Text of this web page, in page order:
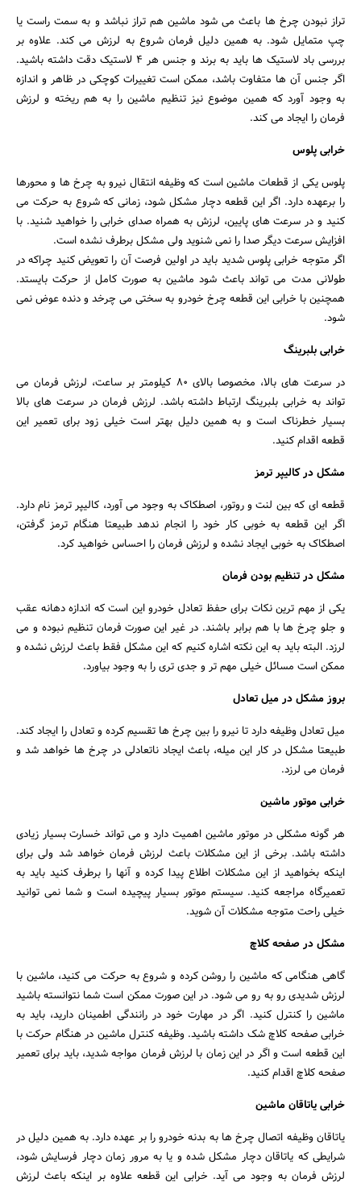
جستجو
تراز نبودن چرخ ها باعث می شود ماشین هم تراز نباشد و به سمت راست یا
چپ متمایل شود. به همین دلیل فرمان شروع به لرزش می کند. علاوه بر
بررسی باد لاستیک ها باید به برند و جنس هر 4 لاستیک دقت داشته باشید.
اگر جنس آن ها متفاوت باشد، ممکن است تغییرات کوچکی در ظاهر و اندازه
به وجود آورد که همین موضوع نیز تنظیم ماشین را به هم ریخته و لرزش
فرمان را ایجاد می کند.
خرابی پلوس
پلوس یکی از قطعات ماشین است که وظیفه انتقال نیرو به چرخ ها و محورها
را برعهده دارد. اگر این قطعه دچار مشکل شود، زمانی که شروع به حرکت می
کنید و در سرعت های پایین، لرزش به همراه صدای خرابی را خواهید شنید. با
افزایش سرعت دیگر صدا را نمی شنوید ولی مشکل برطرف نشده است.
اگر متوجه خرابی پلوس شدید باید در اولین فرصت آن را تعویض کنید چراکه در
طولانی مدت می تواند باعث شود ماشین به صورت کامل از حرکت بایستد.
همچنین با خرابی این قطعه چرخ خودرو به سختی می چرخد و دنده عوض نمی
شود.
خرابی بلبرینگ
در سرعت های بالا، مخصوصا بالای 80 کیلومتر بر ساعت، لرزش فرمان می
تواند به خرابی بلبرینگ ارتباط داشته باشد. لرزش فرمان در سرعت های بالا
بسیار خطرناک است و به همین دلیل بهتر است خیلی زود برای تعمیر این
قطعه اقدام کنید.
مشکل در کالیپر ترمز
قطعه ای که بین لنت و روتور، اصطکاک به وجود می آورد، کالیپر ترمز نام دارد.
اگر این قطعه به خوبی کار خود را انجام ندهد طبیعتا هنگام ترمز گرفتن،
اصطکاک به خوبی ایجاد نشده و لرزش فرمان را احساس خواهید کرد.
مشکل در تنظیم بودن فرمان
یکی از مهم ترین نکات برای حفظ تعادل خودرو این است که اندازه دهانه عقب
و جلو چرخ ها با هم برابر باشند. در غیر این صورت فرمان تنظیم نبوده و می
لرزد. البته باید به این نکته اشاره کنیم که این مشکل فقط باعث لرزش نشده و
ممکن است مسائل خیلی مهم تر و جدی تری را به وجود بیاورد.
بروز مشکل در میل تعادل
میل تعادل وظیفه دارد تا نیرو را بین چرخ ها تقسیم کرده و تعادل را ایجاد کند.
طبیعتا مشکل در کار این میله، باعث ایجاد ناتعادلی در چرخ ها خواهد شد و
فرمان می لرزد.
خرابی موتور ماشین
هر گونه مشکلی در موتور ماشین اهمیت دارد و می تواند خسارت بسیار زیادی
داشته باشد. برخی از این مشکلات باعث لرزش فرمان خواهد شد ولی برای
اینکه بخواهید از این مشکلات اطلاع پیدا کرده و آنها را برطرف کنید باید به
تعمیرگاه مراجعه کنید. سیستم موتور بسیار پیچیده است و شما نمی توانید
خیلی راحت متوجه مشکلات آن شوید.
مشکل در صفحه کلاچ
گاهی هنگامی که ماشین را روشن کرده و شروع به حرکت می کنید، ماشین با
لرزش شدیدی رو به رو می شود. در این صورت ممکن است شما نتوانسته باشید
ماشین را کنترل کنید. اگر در مهارت خود در رانندگی اطمینان دارید، باید به
خرابی صفحه کلاچ شک داشته باشید. وظیفه کنترل ماشین در هنگام حرکت با
این قطعه است و اگر در این زمان با لرزش فرمان مواجه شدید، باید برای تعمیر
صفحه کلاچ اقدام کنید.
خرابی یاتاقان ماشین
یاتاقان وظیفه اتصال چرخ ها به بدنه خودرو را بر عهده دارد. به همین دلیل در
شرایطی که یاتاقان دچار مشکل شده و یا به مرور زمان دچار فرسایش شود،
لرزش فرمان به وجود می آید. خرابی این قطعه علاوه بر اینکه باعث لرزش